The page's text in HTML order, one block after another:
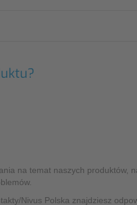
na temat naszych produktów,
Nivus Polska znajdziesz